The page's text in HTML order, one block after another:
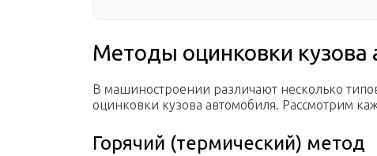
Методы оцинковки кузова
В машиностроении различают несколько
оцинковки кузова автомобиля. Рассмотрим
Горячий (термический) метод